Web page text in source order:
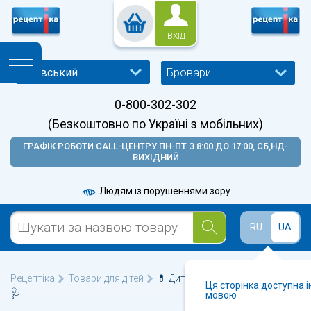
ВХІД
Бровари
0-800-302-302
(Безкоштовно по Україні з мобільних)
ГРАФІК РОБОТИ CALL-ЦЕНТРУ ПН-ПТ З 8:00 ДО 17:00, СБ,НД-
ВИХІДНИЙ
Людям із порушеннями зору
RU UA
Ця сторінка доступна
мовою
Рецептіка Товари для дітей
💊 Дитячі пляшечки у Броварах
🩺